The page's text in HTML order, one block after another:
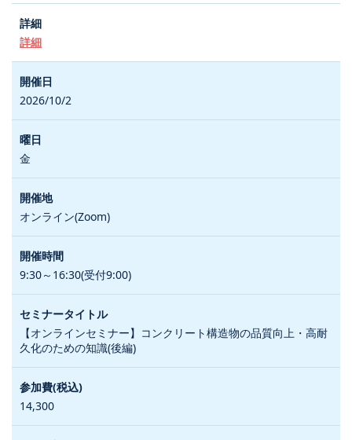
詳細
2026/10/2
金
オンライン(Zoom)
9:30～16:30(受付9:00)
【オンラインセミナー】コンクリート構造物の品質向上・高耐
久化のための知識(後編)
14,300